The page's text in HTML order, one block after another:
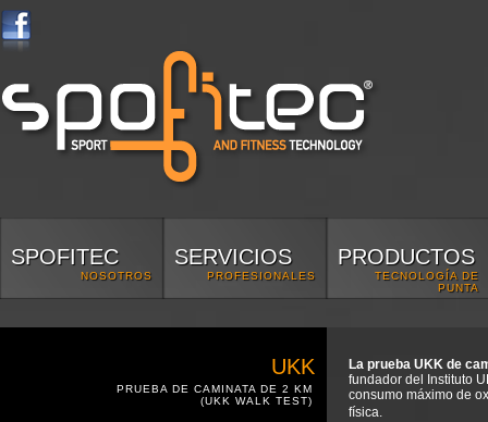
SPOFITEC
NOSOTROS
SERVICIOS
PROFESIONALES
PRODUCTOS
TECNOLOGÍA DE
PUNTA
UKK
PRUEBA DE CAMINATA DE 2 KM
(UKK WALK TEST)
La prueba UKK de
fundador del Instituto
consumo máximo de
física.